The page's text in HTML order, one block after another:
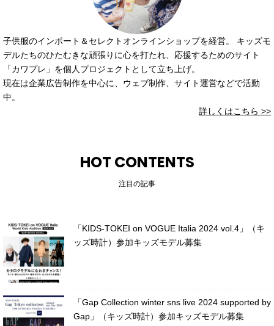
子供服のインポート＆セレクトオンラインショップを経営。 キッズモ
デルたちのひたむきな頑張りに心を打たれ、応援するためのサイト
「カワプレ」を個人プロジェクトとして立ち上げ。
現在は企業広告制作を中心に、ウェブ制作、サイト運営などで活動
中。
詳しくはこちら >>
HOT CONTENTS
注目の記事
「KIDS-TOKEI on VOGUE Italia 2024 vol.4」（キ
ッズ時計）参加キッズモデル募集
「Gap Collection winter sns live 2024 supported by
Gap」（キッズ時計）参加キッズモデル募集